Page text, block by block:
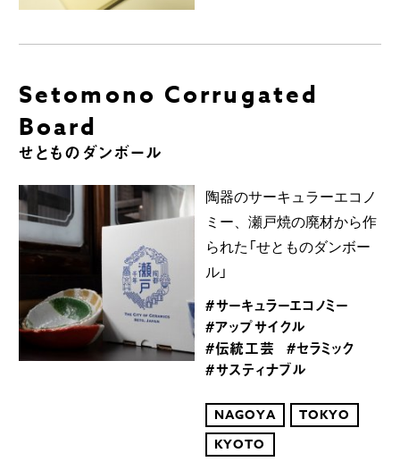
Setomono Corrugated
Board
せとものダンボール
陶器のサーキュラーエコノ
ミー、瀬戸焼の廃材から作
られた「せとものダンボー
ル」
#サーキュラーエコノミー
#アップサイクル
#伝統工芸
#セラミック
#サスティナブル
NAGOYA
TOKYO
KYOTO